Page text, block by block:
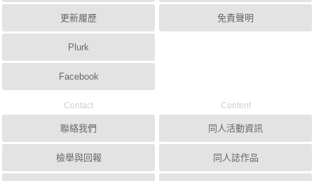
更新履歷
Plurk
Facebook
免責聲明
Contact
聯絡我們
檢舉與回報
Content
同人活動資訊
同人誌作品